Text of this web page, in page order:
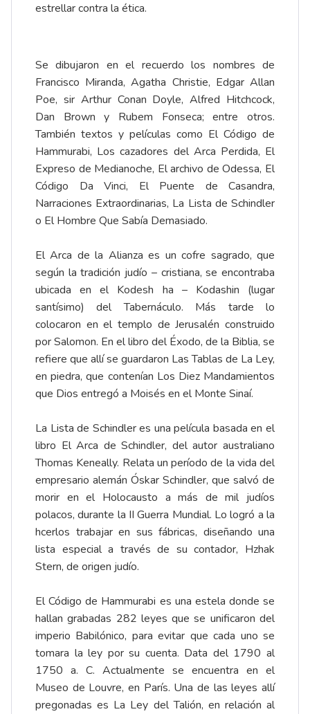
estrellar contra la ética.
Se dibujaron en el recuerdo los nombres de
Francisco Miranda, Agatha Christie, Edgar Allan
Poe, sir Arthur Conan Doyle, Alfred Hitchcock,
Dan Brown y Rubem Fonseca; entre otros.
También textos y películas como El Código de
Hammurabi, Los cazadores del Arca Perdida, El
Expreso de Medianoche, El archivo de Odessa, El
Código Da Vinci, El Puente de Casandra,
Narraciones Extraordinarias, La Lista de Schindler
o El Hombre Que Sabía Demasiado.
El Arca de la Alianza es un cofre sagrado, que
según la tradición judío – cristiana, se encontraba
ubicada en el Kodesh ha – Kodashin (lugar
santísimo) del Tabernáculo. Más tarde lo
colocaron en el templo de Jerusalén construido
por Salomon. En el libro del Éxodo, de la Biblia, se
refiere que allí se guardaron Las Tablas de La Ley,
en piedra, que contenían Los Diez Mandamientos
que Dios entregó a Moisés en el Monte Sinaí.
La Lista de Schindler es una película basada en el
libro El Arca de Schindler, del autor australiano
Thomas Keneally. Relata un período de la vida del
empresario alemán Óskar Schindler, que salvó de
morir en el Holocausto a más de mil judíos
polacos, durante la II Guerra Mundial. Lo logró a la
hcerlos trabajar en sus fábricas, diseñando una
lista especial a través de su contador, Hzhak
Stern, de origen judío.
El Código de Hammurabi es una estela donde se
hallan grabadas 282 leyes que se unificaron del
imperio Babilónico, para evitar que cada uno se
tomara la ley por su cuenta. Data del 1790 al
1750 a. C. Actualmente se encuentra en el
Museo de Louvre, en París. Una de las leyes allí
pregonadas es La Ley del Talión, en relación al